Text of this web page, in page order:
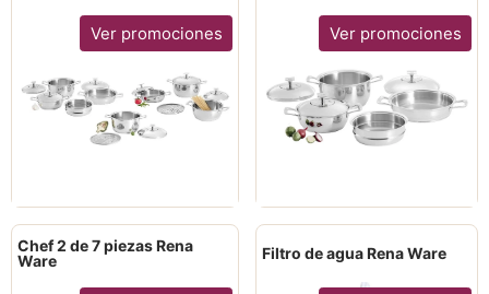
Ver promociones Ver promociones
Chef 2 de 7 piezas Rena
Ware
Filtro de agua Rena Ware